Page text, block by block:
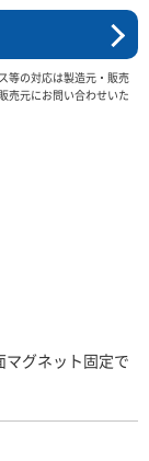
等の対応は製造元・販売
売元にお問い合わせいた
マグネット固定で